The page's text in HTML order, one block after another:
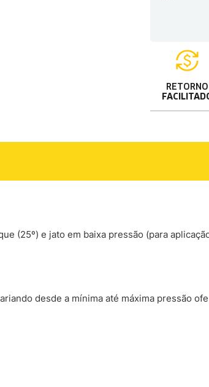
RETORNO
(25º) e jato em baixa pressão (para
desde a mínima até máxima pressão